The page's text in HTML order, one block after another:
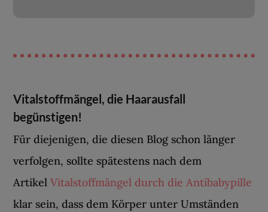
Vitalstoffmängel, die Haarausfall
begünstigen!
Für diejenigen, die diesen Blog schon länger
verfolgen, sollte spätestens nach dem
ArtikelVitalstoffmängel durch die Antibabypille
klar sein, dass dem Körper unter Umständen